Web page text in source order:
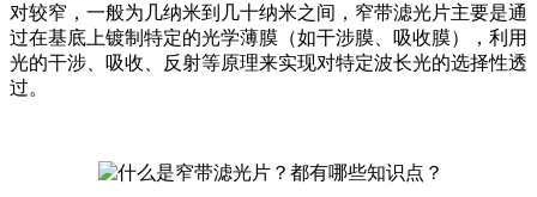
对较窄，一般为几纳米到几十纳米之间，窄带滤光片主要是通
过在基底上镀制特定的光学薄膜（如干涉膜、吸收膜），利用
光的干涉、吸收、反射等原理来实现对特定波长光的选择性透
过。